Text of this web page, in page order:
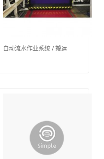
自动流水作业系统 / 搬运